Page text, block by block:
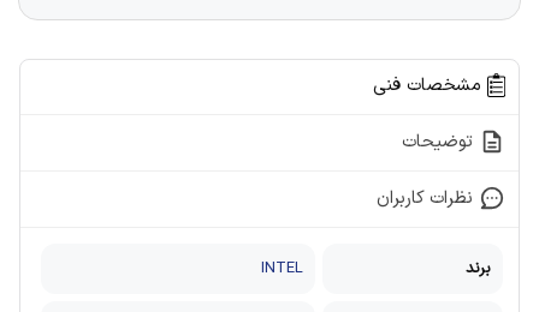
مشخصات فنی
توضیحات
نظرات کاربران
برند INTEL